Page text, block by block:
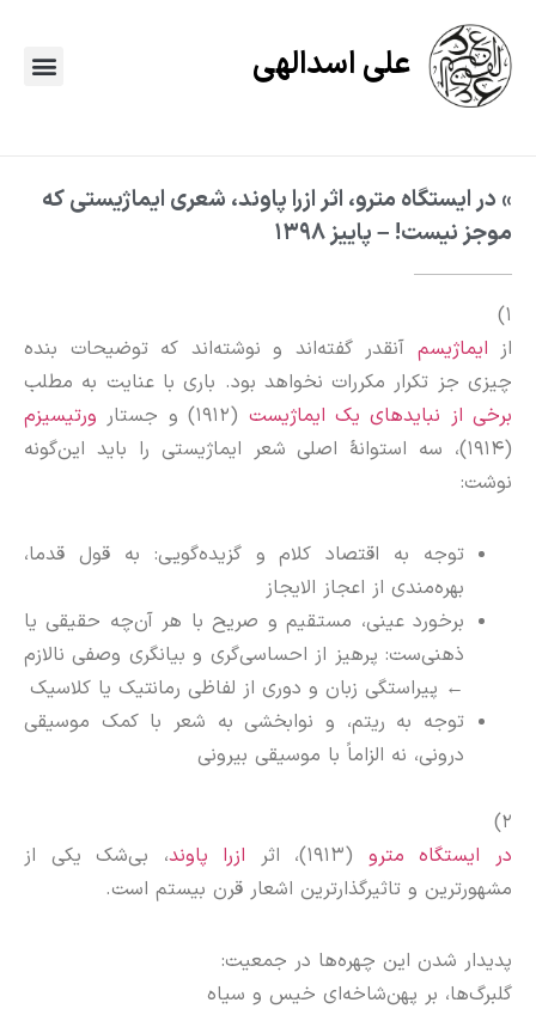
علی اسدالهی
» در ایستگاه مترو، اثر ازرا پاوند، شعری ایماژیستی که
موجز نیست! – پاییز ۱۳۹۸
۱)
از ایماژیسم آنقدر گفته‌اند و نوشته‌اند که توضیحات بنده
چیزی جز تکرار مکررات نخواهد بود. باری با عنایت به مطلب
برخی از نبایدهای یک ایماژیست (۱۹۱۲) و جستار
ورتیسیزم
(۱۹۱۴)، سه استوانهٔ اصلی شعر ایماژیستی را باید این‌گونه
نوشت:
توجه به اقتصاد کلام و گزیده‌گویی: به قول قدما،
بهره‌مندی از اعجاز الایجاز
برخورد عینی، مستقیم و صریح با هر آن‌چه حقیقی یا
ذهنی‌ست: پرهیز از احساسی‌گری و بیانگری وصفی نالازم
← پیراستگی زبان و دوری از لفاظی رمانتیک یا کلاسیک
توجه به ریتم، و نوابخشی به شعر با کمک موسیقی
درونی، نه الزاماً با موسیقی بیرونی
۲)
در ایستگاه مترو (۱۹۱۳)، اثر ازرا پاوند، بی‌شک یکی از
مشهورترین و تاثیرگذارترین اشعار قرن بیستم است.
پدیدار شدن این چهره‌ها در جمعیت:
گلبرگ‌ها، بر پهن‌شاخه‌ای خیس و سیاه